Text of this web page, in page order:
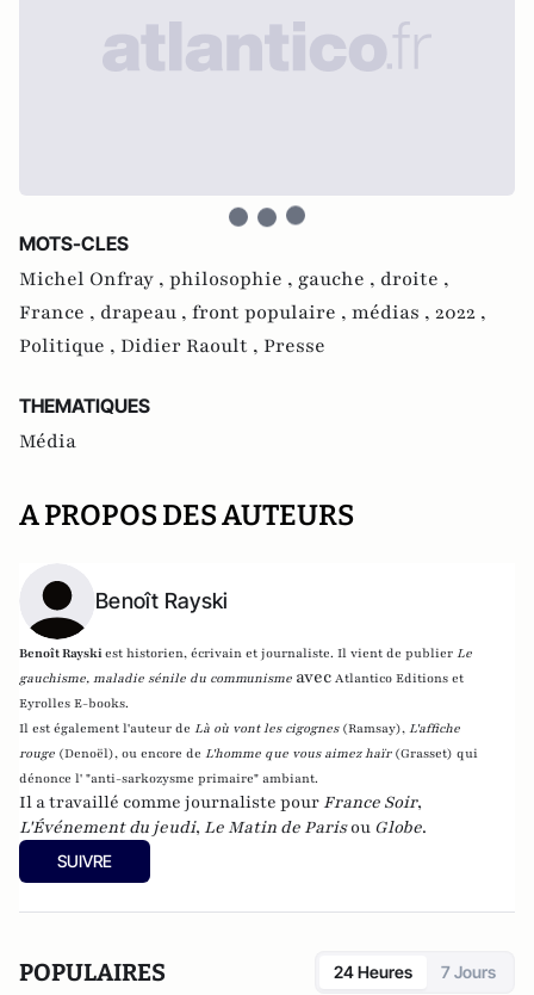
MOTS-CLES
Michel Onfray , philosophie , gauche , droite ,
France , drapeau , front populaire , médias , 2022 ,
Politique , Didier Raoult , Presse
THEMATIQUES
Média
A PROPOS DES AUTEURS
Benoît Rayski
Benoît Rayskiest historien, écrivain et journaliste. Il vient de publier Le
gauchisme, maladie sénile du communisme avec Atlantico Editions et
Eyrolles E-books.
Il est également l'auteur de Là où vont les cigognes (Ramsay), L'affiche
rouge (Denoël), ou encore de L'homme que vous aimez haïr (Grasset) qui
dénonce l' "anti-sarkozysme primaire" ambiant.
Il a travaillé comme journaliste pour France Soir,
L'Événement du jeudi, Le Matin de Parisou Globe.
SUIVRE
POPULAIRES 24 Heures 7 Jours